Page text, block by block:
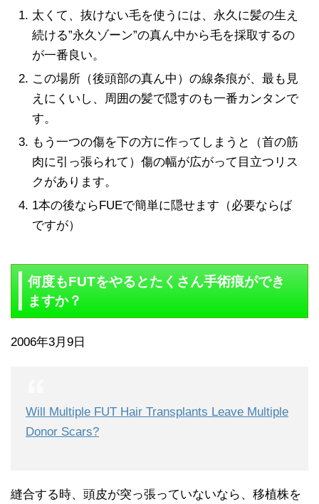
太くて、抜けない毛を使うには、永久に髪の生え
続ける”永久ゾーン”の真ん中から毛を採取するの
が一番良い。
この場所（後頭部の真ん中）の線条痕が、最も見
えにくいし、周囲の髪で隠すのも一番カンタンで
す。
もう一つの傷を下の方に作ってしまうと（首の筋
肉に引っ張られて）傷の幅が広がって目立つリス
クがあります。
1本の後ならFUEで簡単に隠せます（必要ならば
ですが）
何度もFUTをやるとたくさん手術痕ができ
ますか？
2006年3月9日
Will Multiple FUT Hair Transplants Leave Multiple
Donor Scars?
縫合する時、頭皮が突っ張っていないなら、移植株を